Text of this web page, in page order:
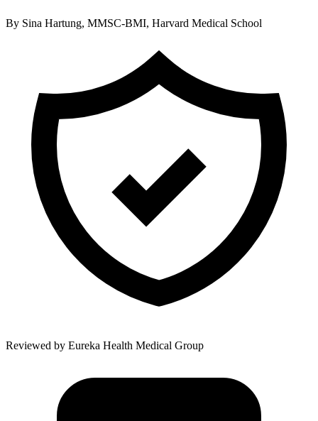
By Sina Hartung, MMSC-BMI, Harvard Medical School
Reviewed by Eureka Health Medical Group